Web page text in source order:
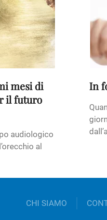
mesi di
il futuro
audiologico
al
In
CHI SIAMO